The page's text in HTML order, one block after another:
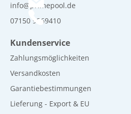
info@primepool.de
07150 9269410
Kundenservice
Zahlungsmöglichkeiten
Versandkosten
Garantiebestimmungen
Lieferung - Export & EU